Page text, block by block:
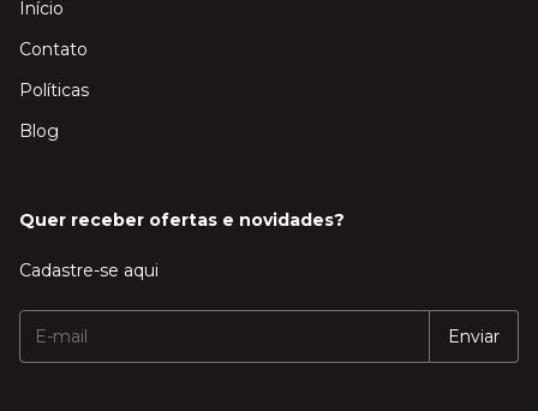
Início
Contato
Políticas
Blog
Quer receber ofertas e novidades?
Cadastre-se aqui